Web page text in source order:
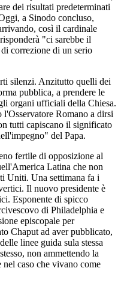
dei risultati predeterminati
a Sinodo concluso,
così il cardinale
"ci sarebbe il
correzione di un serio
silenzi. Anzitutto quelli dei
pubblica, a prendere le
organi ufficiali della Chiesa.
l'Osservatore Romano a dirsi
tutti capiscano il significato
del Papa.
fertile di opposizione al
Latina che non
Uniti. Una settimana fa i
Il nuovo presidente è
Esponente di spicco
di Philadelphia e
episcopale per
Chaput ad aver pubblicato,
linee guida sula stessa
non ammettendo la
caso che vivano come